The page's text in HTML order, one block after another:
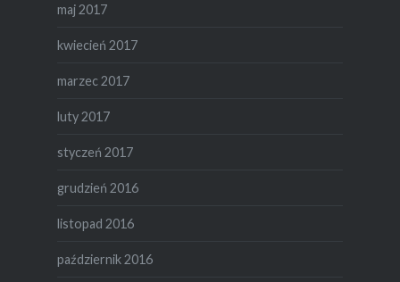
maj 2017
kwiecień 2017
marzec 2017
luty 2017
styczeń 2017
grudzień 2016
listopad 2016
październik 2016